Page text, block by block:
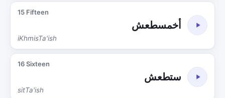
15 Fifteen
أخمسطعش
iKhmisTa'ish
16 Sixteen
ستطعش
sitTa'ish